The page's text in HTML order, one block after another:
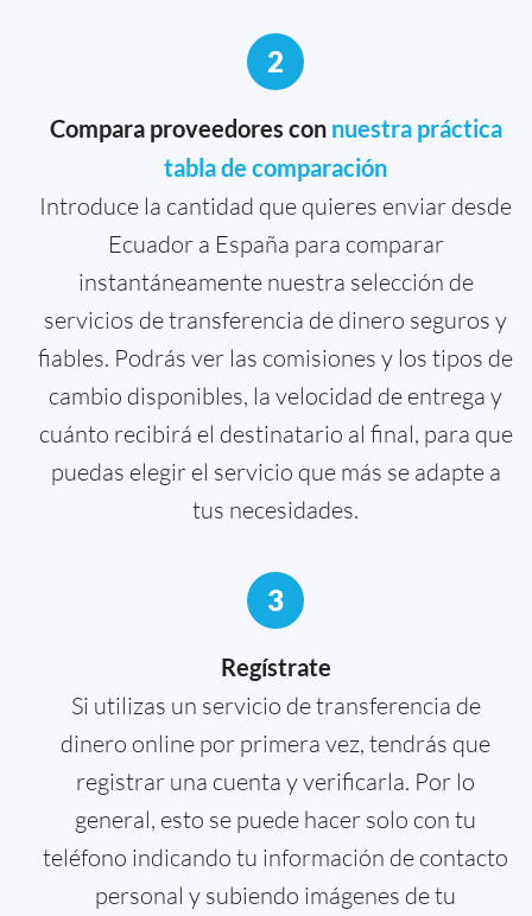
2
Compara proveedores con nuestra práctica
tabla de comparación
Introduce la cantidad que quieres enviar desde
Ecuador a España para comparar
instantáneamente nuestra selección de
servicios de transferencia de dinero seguros y
fiables. Podrás ver las comisiones y los tipos de
cambio disponibles, la velocidad de entrega y
cuánto recibirá el destinatario al final, para que
puedas elegir el servicio que más se adapte a
tus necesidades.
3
Regístrate
Si utilizas un servicio de transferencia de
dinero online por primera vez, tendrás que
registrar una cuenta y verificarla. Por lo
general, esto se puede hacer solo con tu
teléfono indicando tu información de contacto
personal y subiendo imágenes de tu